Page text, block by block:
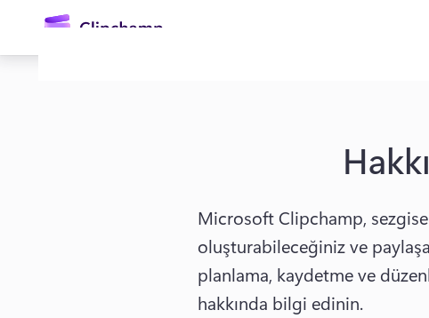
Oturum açın
Ücretsiz deneyin
Microsoft Clipchamp,
oluşturabileceğiniz ve
planlama, kaydetme ve
hakkında bilgi edinin.